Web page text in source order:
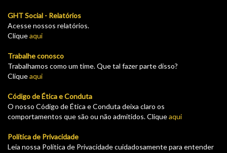
GHT Social - Relatórios
Acesse nossos relatórios.
Cliqueaqui
Trabalhe conosco
Trabalhamos como um time. Que tal fazer parte disso?
Cliqueaqui
Código de Ética e Conduta
O nosso Código de Ética e Conduta deixa claro os
comportamentos que são ou não admitidos. Cliqueaqui
Política de Privacidade
Leia nossa Política de Privacidade cuidadosamente para entender